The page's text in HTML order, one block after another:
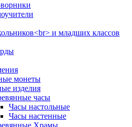
и младших классов
монеты
изделия
часы
Часы настольные
Часы настенные
Храмы